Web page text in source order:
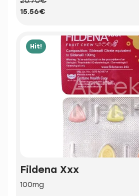
15.56€
Hit!
Fildena Xxx
100mg